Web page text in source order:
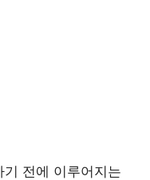
전에 이루어지는